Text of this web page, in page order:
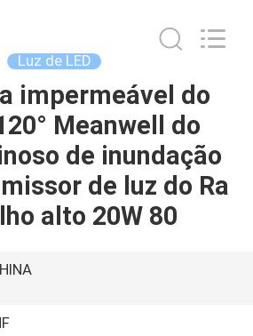
Luz de LED
impermeável do
Meanwell do
de inundação
de luz do Ra
alto 20W 80